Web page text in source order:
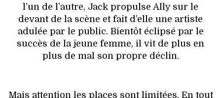
l’un de l’autre, Jack propulse Ally sur le
devant de la scène et fait d’elle une artiste
adulée par le public. Bientôt éclipsé par le
succès de la jeune femme, il vit de plus en
plus de mal son propre déclin.
Mais attention les places sont limitées. En tout